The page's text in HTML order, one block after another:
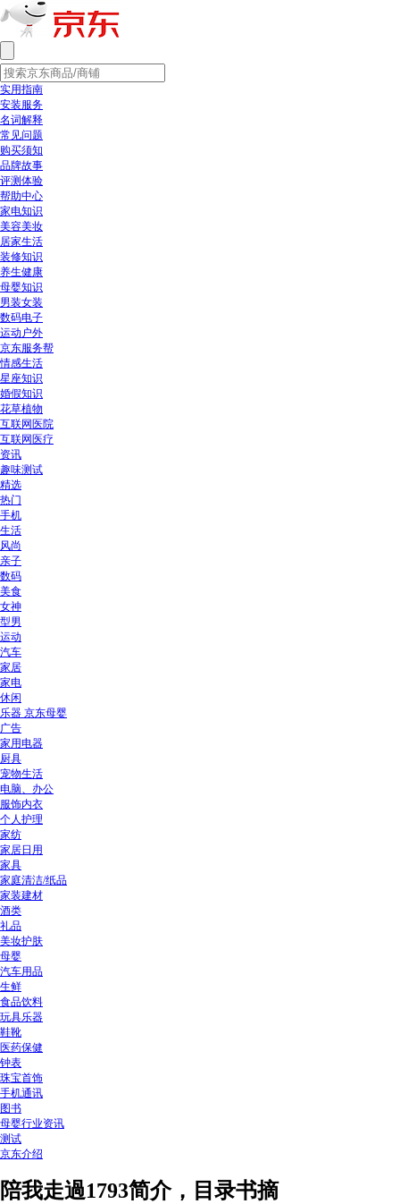
实用指南
安装服务
名词解释
常见问题
购买须知
品牌故事
评测体验
帮助中心
家电知识
美容美妆
居家生活
装修知识
养生健康
母婴知识
男装女装
数码电子
运动户外
京东服务帮
情感生活
星座知识
婚假知识
花草植物
互联网医院
互联网医疗
资讯
趣味测试
精选
热门
手机
生活
风尚
亲子
数码
美食
女神
型男
运动
汽车
家居
家电
休闲
乐器 京东母婴
广告
家用电器
厨具
宠物生活
电脑、办公
服饰内衣
个人护理
家纺
家居日用
家具
家庭清洁/纸品
家装建材
酒类
礼品
美妆护肤
母婴
汽车用品
生鲜
食品饮料
玩具乐器
鞋靴
医药保健
钟表
珠宝首饰
手机通讯
图书
母婴行业资讯
测试
京东介绍
陪我走過1793简介，目录书摘